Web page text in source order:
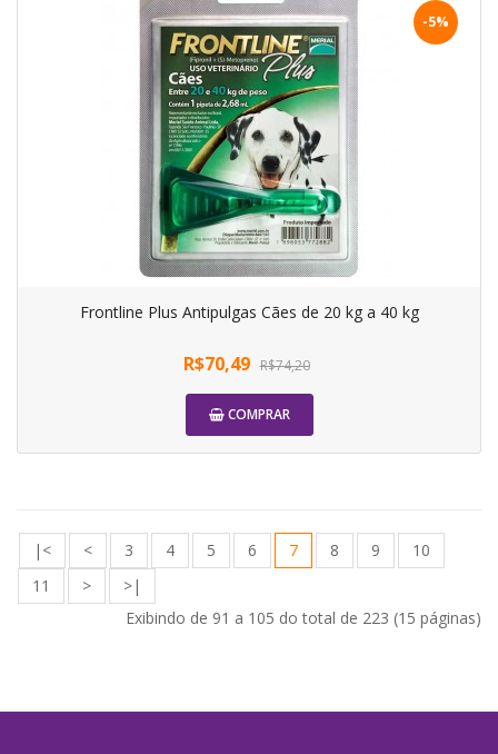
-5%
Frontline Plus Antipulgas Cães de 20 kg a 40 kg
R$70,49 R$74,20
COMPRAR
|< < 3 4 5 6 7 8 9
10
11
>
>|
Exibindo de 91 a 105 do total de 223 (15 páginas)